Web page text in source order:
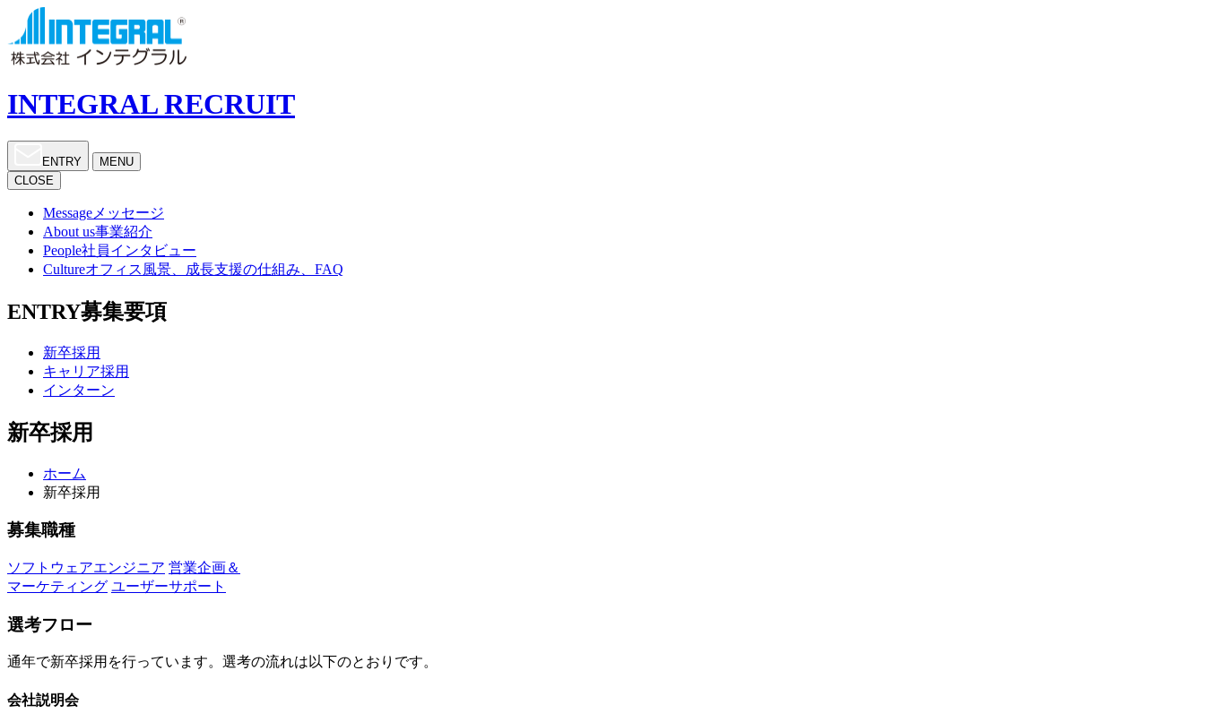
INTEGRAL RECRUIT
ENTRY
MENU
CLOSE
Message メッセージ
About us事業紹介
People社員インタビュー
Cultureオフィス風景、成長支援の仕組み、FAQ
ENTRY募集要項
新卒採用
キャリア採用
インターン
新卒採用
ホーム
新卒採用
募集職種
ソフトウェアエンジニア 営業企画＆
マーケティング ユーザーサポート
選考フロー
通年で新卒採用を行っています。選考の流れは以下のとおりです。
会社説明会